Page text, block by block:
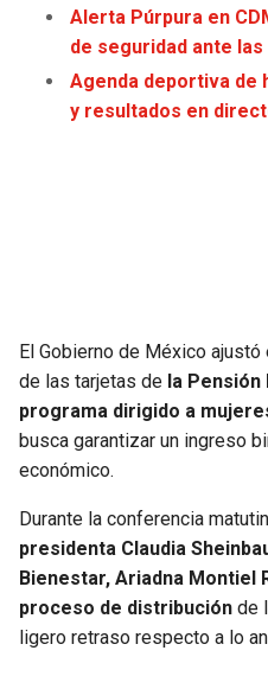
JAGUARS
TITANS
CARDINALS
RAMS
49ERS
SEAHAWKS
BEARS
WIZARDS
WARRIORS
MAVERICKS
ROCKETS
GRIZZLIES
PELICANS
SPURS
Alerta Púrpura en
de seguridad ante
Agenda deportiva de
y resultados en
El Gobierno de México
de las tarjetas de la Pensión
programa dirigido a
busca garantizar un ingreso
económico.
Durante la conferencia
presidenta Claudia
Bienestar, Ariadna Montiel
proceso de distribución de
ligero retraso respecto a lo